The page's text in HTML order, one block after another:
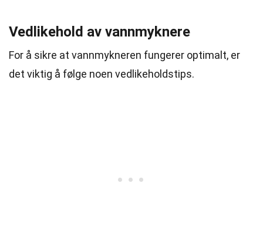
Vedlikehold av vannmyknere
For å sikre at vannmykneren fungerer optimalt, er
det viktig å følge noen vedlikeholdstips.